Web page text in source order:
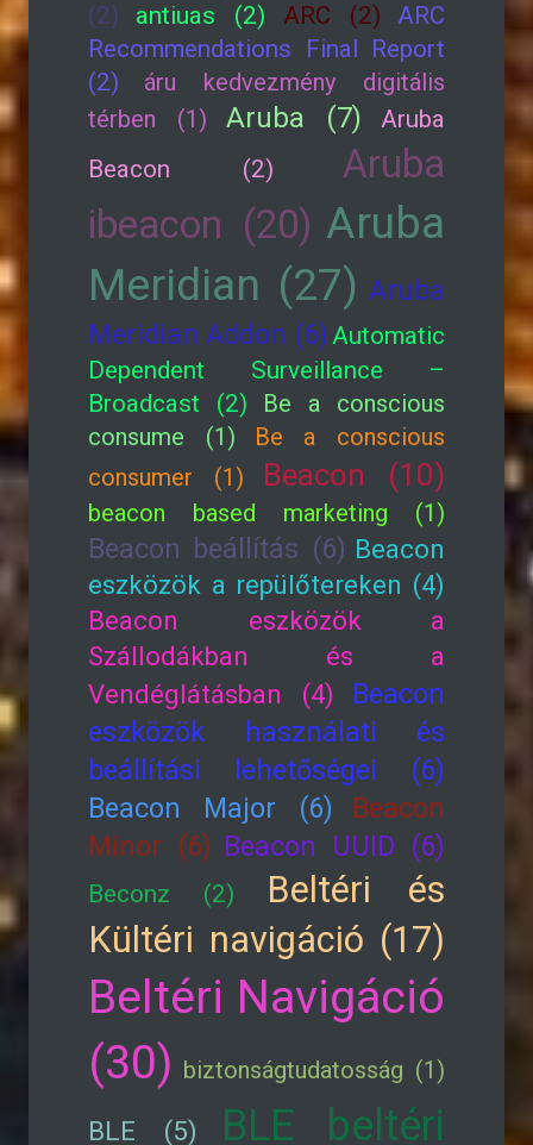
(2)
antiuas (2) ARC (2)
ARC
Recommendations Final Report
(2)
áru kedvezmény digitális
térben (1)
Aruba (7)
Aruba
Beacon (2)
Aruba
ibeacon (20) Aruba
Meridian (27) Aruba
Meridian Addon (6) Automatic
Dependent Surveillance –
Broadcast (2)
Be a conscious
consume (1)
Be a conscious
consumer (1)
Beacon (10)
beacon based marketing (1)
Beacon beállítás (6) Beacon
eszközök a repülőtereken (4)
Beacon eszközök a
Szállodákban és a
Vendéglátásban (4)
Beacon
eszközök használati és
beállítási lehetőségei (6)
Beacon Major (6)
Beacon
Minor (6) Beacon UUID (6)
Beconz (2)
Beltéri és
Kültéri navigáció (17)
Beltéri Navigáció
(30) biztonságtudatosság (1)
BLE (5) BLE beltéri